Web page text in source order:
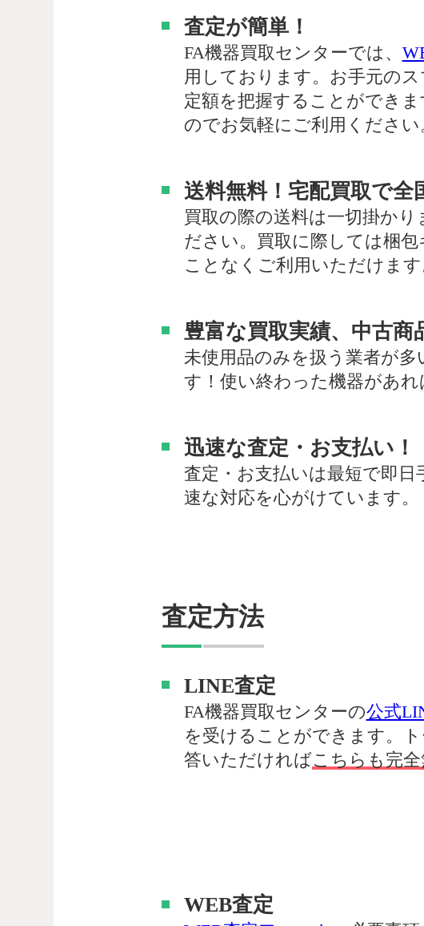
査定が簡単！
FA機器買取センターでは、
用しております。お手元の
定額を把握することができ
のでお気軽にご利用ください
送料無料！宅配買取で全
買取の際の送料は一切掛か
ださい。買取に際しては梱
ことなくご利用いただけます
豊富な買取実績、中古商
未使用品のみを扱う業者が
す！使い終わった機器があれ
迅速な査定・お支払い！
査定・お支払いは最短で即
速な対応を心がけています。
査定方法
LINE査定
FA機器買取センターの公式
を受けることができます。
答いただければこちらも完全
WEB査定